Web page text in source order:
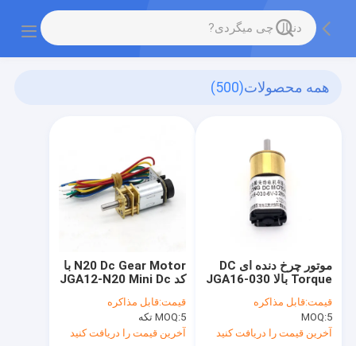
همه محصولات(500)
N20 Dc Gear Motor با
کد JGA12-N20 Mini Dc
Motor
قیمت:قابل مذاکره
MOQ:5 تکه
آخرین قیمت را دریافت کنید
موتور چرخ دنده ای DC
Torque بالا JGA16-030
Micro Dc Motor
قیمت:قابل مذاکره
MOQ:5
آخرین قیمت را دریافت کنید